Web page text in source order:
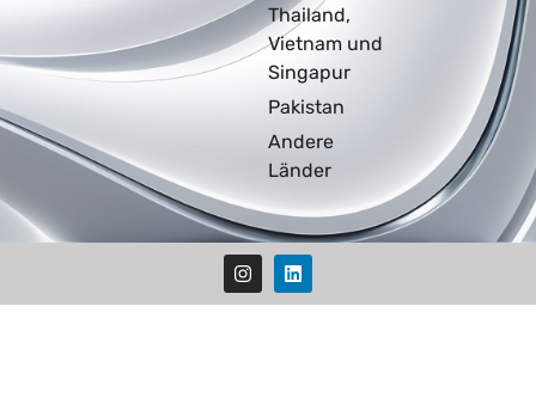
Thailand,
Vietnam und
Singapur
Pakistan
Andere
Länder